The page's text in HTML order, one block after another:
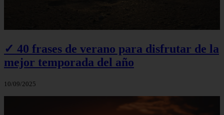
✓ 40 frases de verano para disfrutar de la
mejor temporada del año
10/09/2025